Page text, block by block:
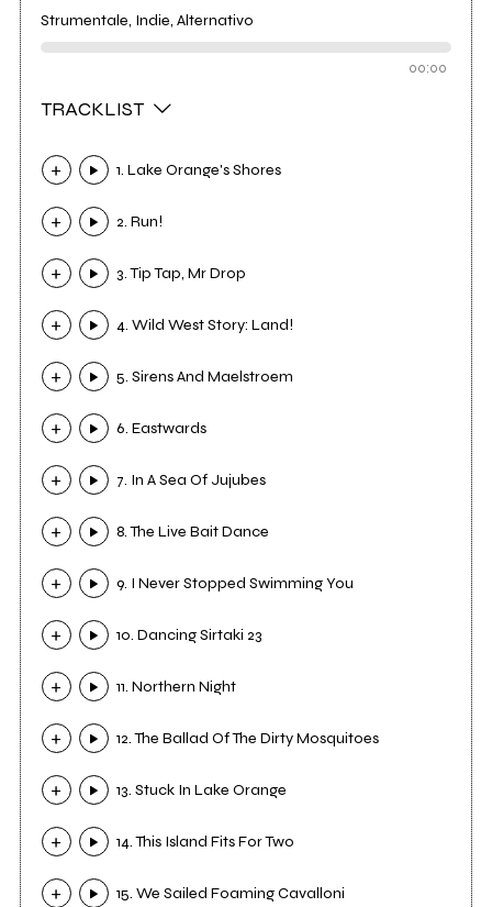
Strumentale, Indie, Alternativo
00:00
TRACKLIST
1. Lake Orange's Shores
2. Run!
3. Tip Tap, Mr Drop
4. Wild West Story: Land!
5. Sirens And Maelstroem
6. Eastwards
7. In A Sea Of Jujubes
8. The Live Bait Dance
9. I Never Stopped Swimming You
10. Dancing Sirtaki 23
11. Northern Night
12. The Ballad Of The Dirty Mosquitoes
13. Stuck In Lake Orange
14. This Island Fits For Two
15. We Sailed Foaming Cavalloni